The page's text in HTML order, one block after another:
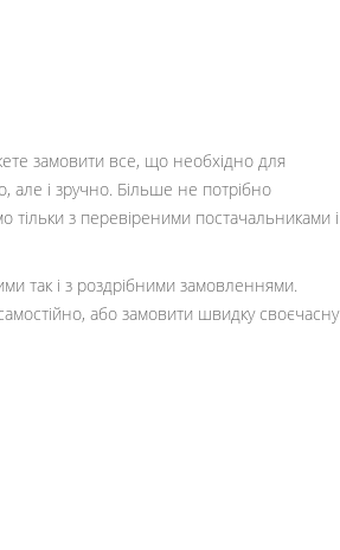
замовити все, що необхідно для
але і зручно. Більше не потрібно
з перевіреними постачальниками і
так і з роздрібними замовленнями.
або замовити швидку своєчасну